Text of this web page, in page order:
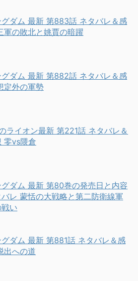
グダム 最新 第883話 ネタバレ＆感
軍の敗北と姚賈の暗躍
グダム 最新 第882話 ネタバレ＆感
定外の軍勢
ライオン最新 第221話 ネタバレ＆
零vs隈倉
グダム 最新 第80巻の発売日と内容
バレ 蒙恬の大戦略と第二防衛線軍
い
グダム 最新 第881話 ネタバレ＆感
出への道